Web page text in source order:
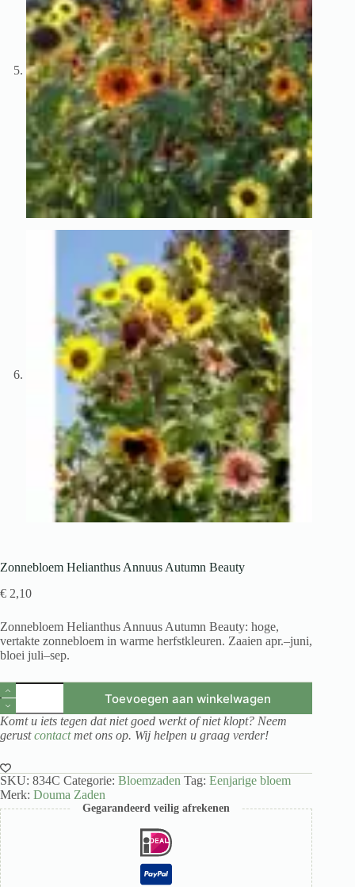
Zonnebloem Helianthus Annuus Autumn Beauty
€ 2,10
Zonnebloem Helianthus Annuus Autumn Beauty: hoge,
vertakte zonnebloem in warme herfstkleuren. Zaaien apr.–juni,
bloei juli–sep.
Zonnebloem
Helianthus
Annuus
Autumn
Beauty
Toevoegen aan winkelwagen
Komt u iets tegen dat niet goed werkt of niet klopt? Neem
gerustcontactmet ons op. Wij helpen u graag verder!
SKU: 834C Categorie: Bloemzaden Tag: Eenjarige bloem
Merk: Douma Zaden
Gegarandeerd veilig afrekenen